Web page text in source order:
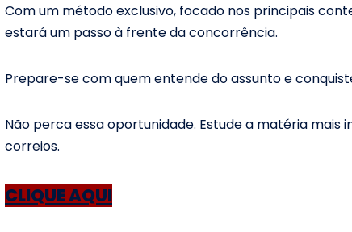
Com um método exclusivo, focado nos principais
estará um passo à frente da concorrência.
Prepare-se com quem entende do assunto e
Não perca essa oportunidade. Estude a matéria
correios.
CLIQUE AQUI